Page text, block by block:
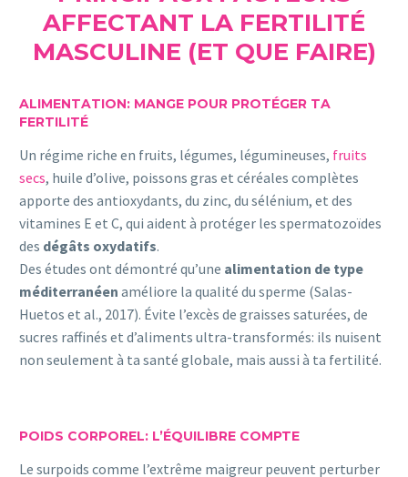
AFFECTANT LA FERTILITÉ
MASCULINE (ET QUE FAIRE)
ALIMENTATION: MANGE POUR PROTÉGER TA
FERTILITÉ
Un régime riche en fruits, légumes, légumineuses, fruits
secs, huile d’olive, poissons gras et céréales complètes
apporte des antioxydants, du zinc, du sélénium, et des
vitamines E et C, qui aident à protéger les spermatozoïdes
des dégâts oxydatifs.
Des études ont démontré qu’une alimentation de type
méditerranéen améliore la qualité du sperme (Salas-
Huetos et al., 2017). Évite l’excès de graisses saturées, de
sucres raffinés et d’aliments ultra-transformés: ils nuisent
non seulement à ta santé globale, mais aussi à ta fertilité.
POIDS CORPOREL: L’ÉQUILIBRE COMPTE
Le surpoids comme l’extrême maigreur peuvent perturber